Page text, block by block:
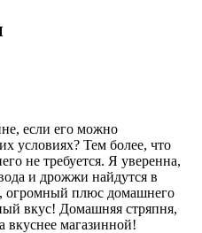
если его можно
условиях? Тем более, что
не требуется. Я уверенна,
и дрожжи найдутся в
огромный плюс домашнего
вкус! Домашняя стряпня,
вкуснее магазинной!